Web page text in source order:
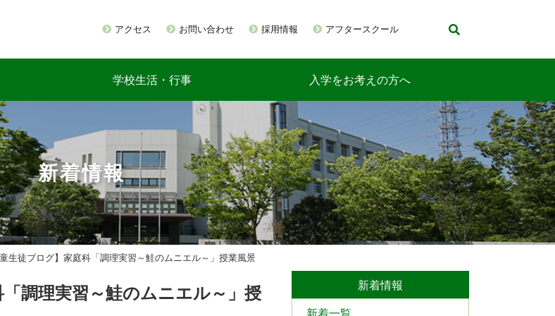
アクセス お問い合わせ 採用情報 アフタースクール
学校生活・行事 入学をお考えの方へ
新着情報
童生徒ブログ】家庭科「調理実習～鮭のムニエル～」授業風景
新着情報
新着一覧
調理実習～鮭のムニエル～」授